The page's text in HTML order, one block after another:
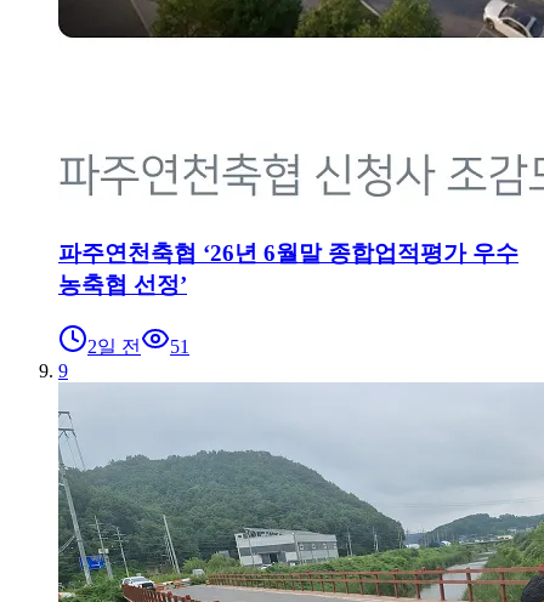
파주연천축협 ‘26년 6월말 종합업적평가 우수
농축협 선정’
2일 전
51
9